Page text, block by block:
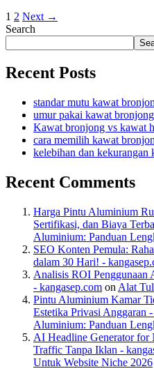
1 2 Next →
Search
Recent Posts
standar mutu kawat
umur pakai kawat
Kawat bronjong vs kawat
cara memilih kawat
kelebihan dan kekurangan
Recent Comments
Harga Pintu Aluminium
Sertifikasi, dan Biaya
Aluminium: Panduan
SEO Konten Pemula:
dalam 30 Hari! -
Analisis ROI
- kangasep.com on Alat
Pintu Aluminium Kamar
Estetika Privasi Anggaran
Aluminium: Panduan
AI Headline Generator for
Traffic Tanpa Iklan -
Untuk Website Niche 2026